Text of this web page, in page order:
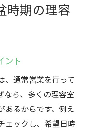
時期の理容
ント
、通常営業を行って
なら、多くの理容室
あるからです。例え
ェックし、希望日時